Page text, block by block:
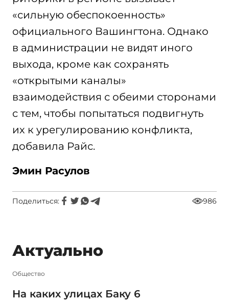
«сильную обеспокоенность»
официального Вашингтона. Однако
в администрации не видят иного
выхода, кроме как сохранять
«открытыми каналы»
взаимодействия с обеими сторонами
с тем, чтобы попытаться подвигнуть
их к урегулированию конфликта,
добавила Райс.
Эмин Расулов
Поделиться: 986
Актуально
Общество
На каких улицах Баку 6